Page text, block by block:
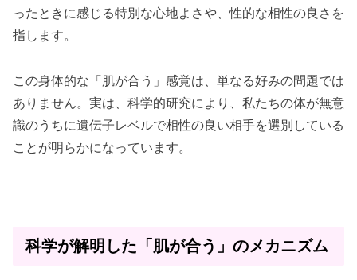
ったときに感じる特別な心地よさや、性的な相性の良さを
指します。
この身体的な「肌が合う」感覚は、単なる好みの問題では
ありません。実は、科学的研究により、私たちの体が無意
識のうちに遺伝子レベルで相性の良い相手を選別している
ことが明らかになっています。
科学が解明した「肌が合う」のメカニズム